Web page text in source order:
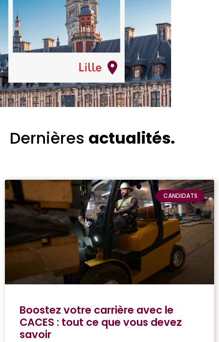
Dernières actualités.
CANDIDATS
Boostez votre carrière avec le
CACES : tout ce que vous devez
savoir